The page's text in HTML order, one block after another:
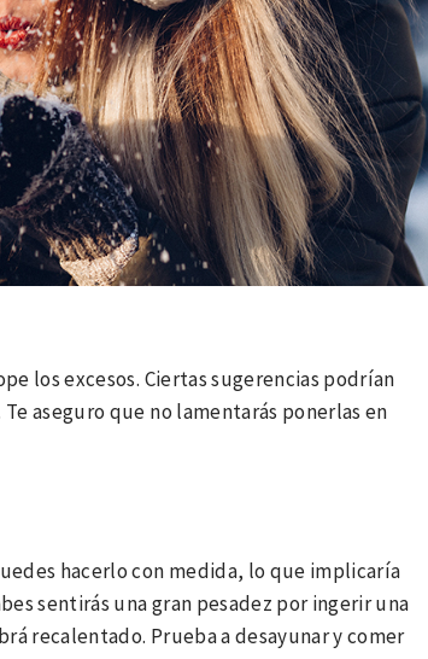
los excesos. Ciertas sugerencias podrían
aseguro que no lamentarás ponerlas en
hacerlo con medida, lo que implicaría
sentirás una gran pesadez por ingerir una
recalentado. Prueba a desayunar y comer